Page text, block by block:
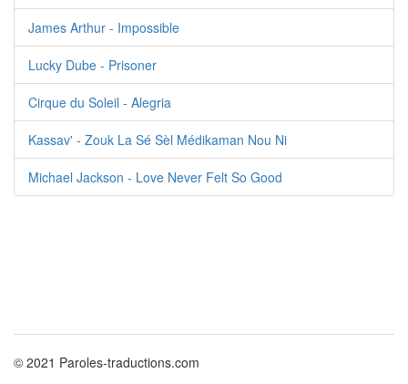
James Arthur - Impossible
Lucky Dube - Prisoner
Cirque du Soleil - Alegria
Kassav' - Zouk La Sé Sèl Médikaman Nou Ni
Michael Jackson - Love Never Felt So Good
© 2021 Paroles-traductions.com